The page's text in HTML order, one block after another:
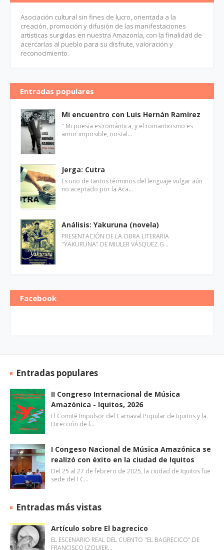
Asociación cultural sin fines de lucro, orientada a la
creación, promoción y difusión de las manifestaciones
artísticas surgidas en nuestra Amazonía, con la finalidad de
acercarlas al pueblo para su disfrute, valoración y
reconocimiento.
Entradas populares
Mi encuentro con Luis Hernán Ramírez
" Mi poesía es romántica, y el romanticismo es
amor imposible, nostal…
Jerga: Cutra
Es uno de tantos términos del lenguaje vulgar aún
no aceptado por la Aca…
Análisis: Yakuruna (novela)
PRESENTACIÓN DE LA OBRA LITERARIA
"YAKURUNA" DE MIULER VÁSQUEZ G…
Facebook
Entradas populares
II Congreso Internacional de Música
Amazónica - Iquitos, 2026
El Comité Impulsor del Carnaval Popular de Iquitos y la
Dirección de l…
I Congeso Nacional de Música Amazónica se
realizó con éxito en la ciudad de Iquitos
Del 25 al 27 de febrero de 2025, la ciudad de Iquitos fue
sede del I C…
Entradas más vistas
Artículo sobre El bagrecico
EL ESCENARIO REAL DEL CUENTO "EL BAGRECICO" DE
FRANCISCO IZQUIER…